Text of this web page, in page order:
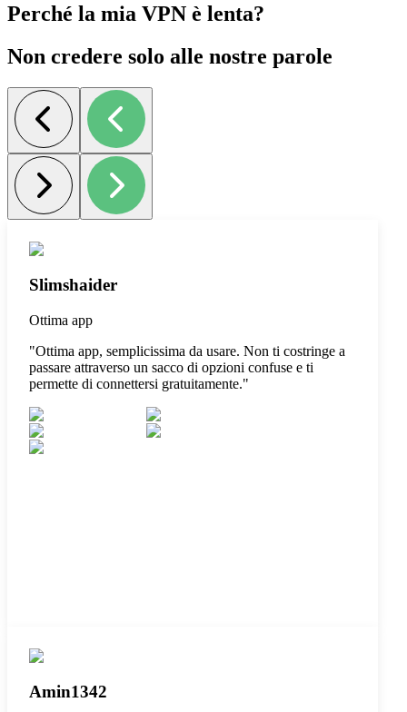
Perché la mia VPN è lenta?
Non credere solo alle nostre parole
Slimshaider
Ottima app
"Ottima app, semplicissima da usare. Non ti costringe a
passare attraverso un sacco di opzioni confuse e ti
permette di connettersi gratuitamente."
Amin1342